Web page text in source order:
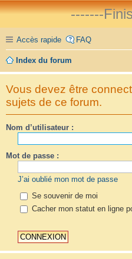
-------
Accès rapide FAQ
Index du forum
Vous devez être
sujets de ce forum.
Nom d’utilisateur :
Mot de passe :
J’ai oublié mon mot de passe
Se souvenir de moi
Cacher mon statut en ligne